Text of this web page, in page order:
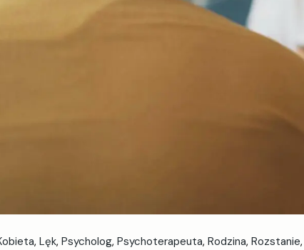
Lęk Psycholog Psychoterapeuta Rodzina Rozstanie